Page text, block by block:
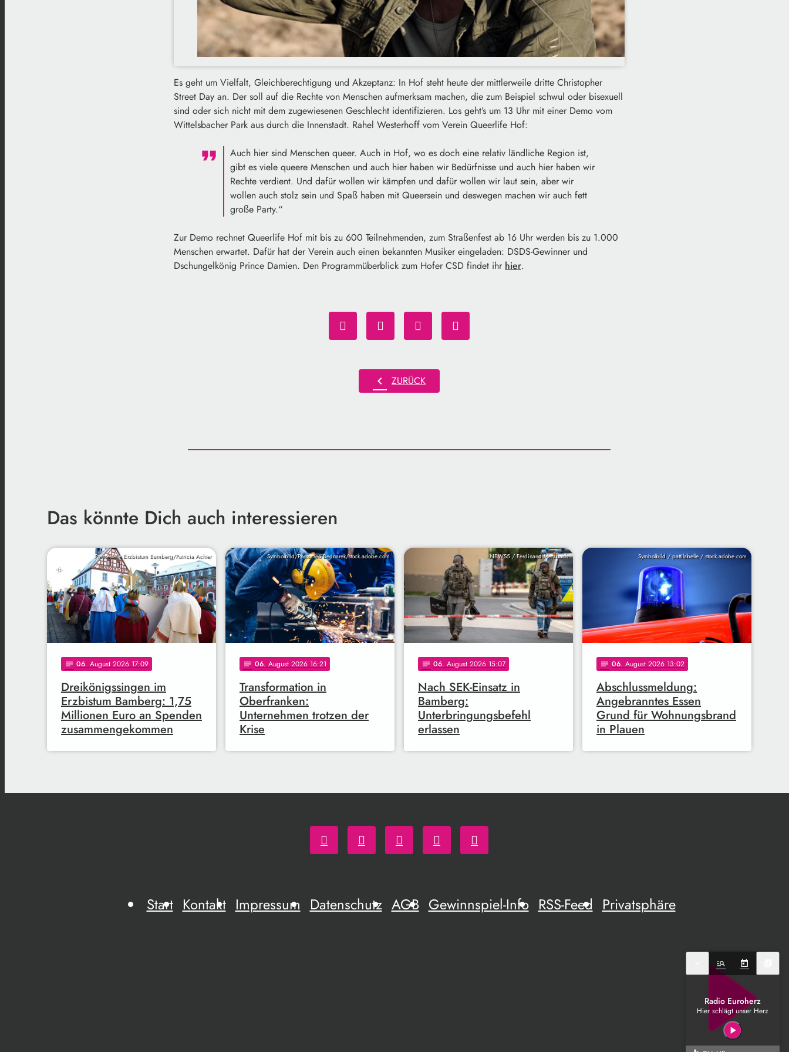
Es geht um Vielfalt, Gleichberechtigung und Akzeptanz: In Hof steht heute der mittlerweile dritte Christopher
Street Day an. Der soll auf die Rechte von Menschen aufmerksam machen, die zum Beispiel schwul oder bisexuell
sind oder sich nicht mit dem zugewiesenen Geschlecht identifizieren. Los geht’s um 13 Uhr mit einer Demo vom
Wittelsbacher Park aus durch die Innenstadt. Rahel Westerhoff vom Verein Queerlife Hof:
Auch hier sind Menschen queer. Auch in Hof, wo es doch eine relativ ländliche Region ist,
gibt es viele queere Menschen und auch hier haben wir Bedürfnisse und auch hier haben wir
Rechte verdient. Und dafür wollen wir kämpfen und dafür wollen wir laut sein, aber wir
wollen auch stolz sein und Spaß haben mit Queersein und deswegen machen wir auch fett
große Party.“
Zur Demo rechnet Queerlife Hof mit bis zu 600 Teilnehmenden, zum Straßenfest ab 16 Uhr werden bis zu 1.000
Menschen erwartet. Dafür hat der Verein auch einen bekannten Musiker eingeladen: DSDS-Gewinner und
Dschungelkönig Prince Damien. Den Programmüberblick zum Hofer CSD findet ihr hier.
chevron_left ZURÜCK
Das könnte Dich auch interessieren
Pressestelle Erzbistum Bamberg/Patricia Achter
notes 06. August 2026 17:09
Dreikönigssingen im
Erzbistum Bamberg: 1,75
Millionen Euro an Spenden
zusammengekommen
Symbolbild/Photocreo Bednarek/stock.adobe.com
notes 06. August 2026 16:21
Transformation in
Oberfranken:
Unternehmen trotzen der
Krise
NEWS5 / Ferdinand Merzbach
notes 06. August 2026 15:07
Nach SEK-Einsatz in
Bamberg:
Unterbringungsbefehl
erlassen
Symbolbild / pattilabelle / stock.adobe.com
notes 06. August 2026 13:02
Abschlussmeldung:
Angebranntes Essen
Grund für Wohnungsbrand
in Plauen
Start Kontakt Impressum Datenschutz AGB Gewinnspiel-Info RSS-Feed Privatsphäre
manage_search today
Radio Euroherz
Hier schlägt unser Herz
play_arrow